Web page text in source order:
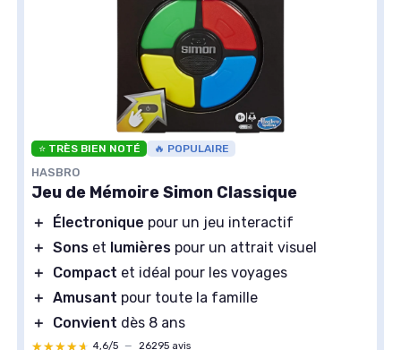
⭐ TRÈS BIEN NOTÉ 🔥 POPULAIRE
HASBRO
Jeu de Mémoire Simon Classique
＋ Électronique pour un jeu interactif
＋ Sons et lumières pour un attrait visuel
＋
Compact et idéal pour les voyages
＋ Amusant pour toute la famille
＋
Convient dès 8 ans
★★★★★
★★★★★ 4,6/5 — 26295 avis